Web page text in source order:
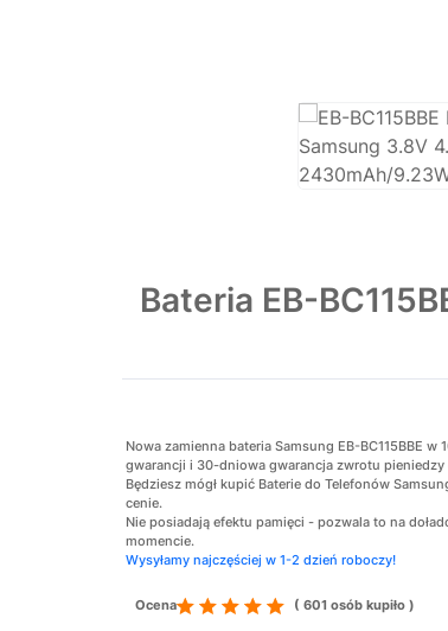
Bateria EB-
Nowa zamienna bateria Samsung EB-BC115BBE
gwarancji i 30-dniowa gwarancja zwrotu
Będziesz mógł kupić Baterie do Telefonów
cenie.
Nie posiadają efektu pamięci - pozwala to na
momencie.
Wysyłamy najczęściej w 1-2 dzień roboczy!
Ocena ( 601 osób kupiło )